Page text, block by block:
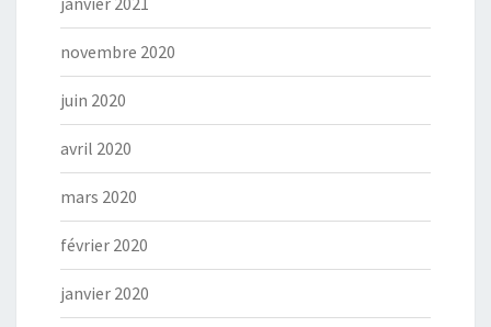
novembre 2020
juin 2020
avril 2020
mars 2020
février 2020
janvier 2020